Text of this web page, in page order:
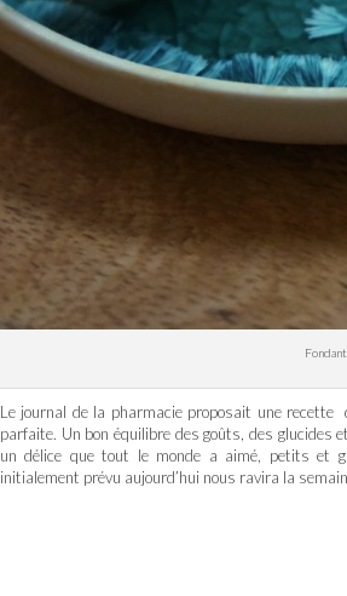
Le journal de la pharmacie proposait une recette
parfaite. Un bon équilibre des goûts, des glucides
un délice que tout le monde a aimé, petits et
initialement prévu aujourd’hui nous ravira la